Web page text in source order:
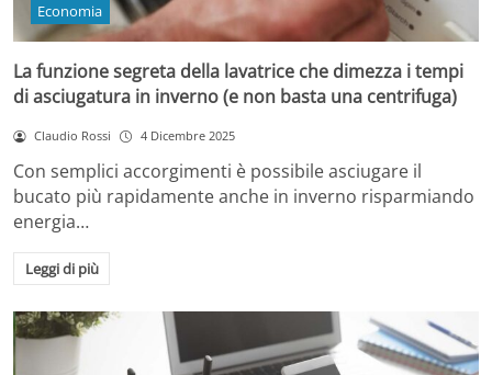
Economia
La funzione segreta della lavatrice che dimezza i tempi
di asciugatura in inverno (e non basta una centrifuga)
Claudio Rossi 4 Dicembre 2025
Con semplici accorgimenti è possibile asciugare il
bucato più rapidamente anche in inverno risparmiando
energia…
Leggi di più